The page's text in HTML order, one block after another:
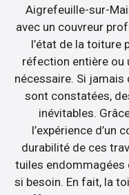
Aigrefeuille-sur-
avec un couvreur
l’état de la toiture
réfection entière ou
nécessaire. Si
sont constatées,
inévitables.
l’expérience d’un
durabilité de ces
tuiles endommagées
si besoin. En fait, la